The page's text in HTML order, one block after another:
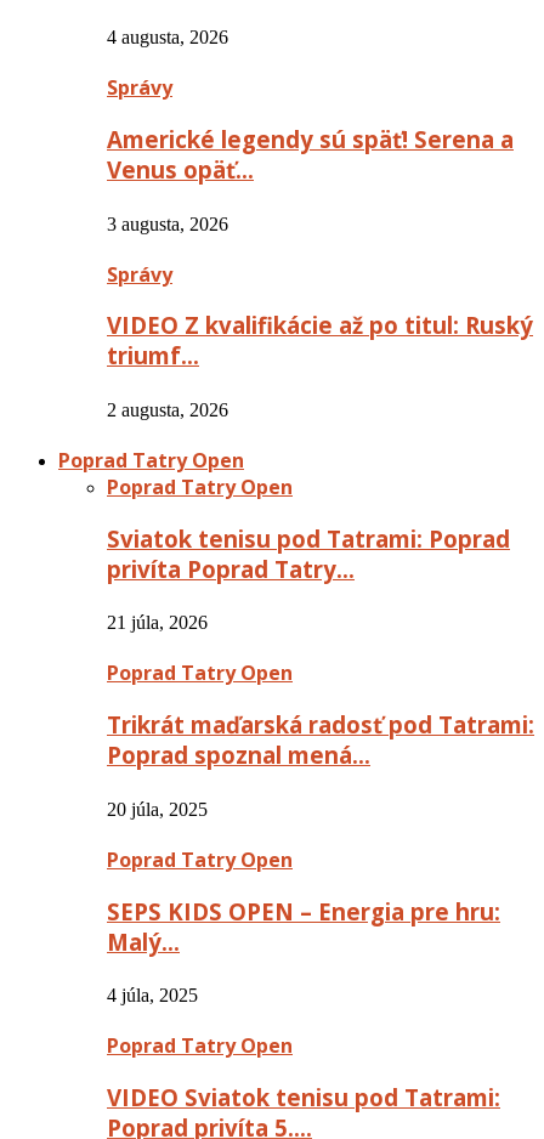
4 augusta, 2026
Správy
Americké legendy sú späť! Serena a
Venus opäť…
3 augusta, 2026
Správy
VIDEO Z kvalifikácie až po titul: Ruský
triumf…
2 augusta, 2026
Poprad Tatry Open
Poprad Tatry Open
Sviatok tenisu pod Tatrami: Poprad
privíta Poprad Tatry…
21 júla, 2026
Poprad Tatry Open
Trikrát maďarská radosť pod Tatrami:
Poprad spoznal mená…
20 júla, 2025
Poprad Tatry Open
SEPS KIDS OPEN – Energia pre hru:
Malý…
4 júla, 2025
Poprad Tatry Open
VIDEO Sviatok tenisu pod Tatrami:
Poprad privíta 5….